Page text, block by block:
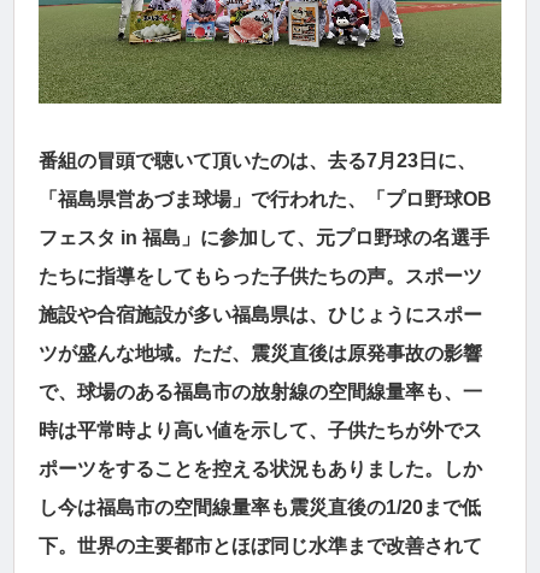
番組の冒頭で聴いて頂いたのは、去る7月23日に、
「福島県営あづま球場」で行われた、「プロ野球OB
フェスタ in 福島」に参加して、元プロ野球の名選手
たちに指導をしてもらった子供たちの声。スポーツ
施設や合宿施設が多い福島県は、ひじょうにスポー
ツが盛んな地域。ただ、震災直後は原発事故の影響
で、球場のある福島市の放射線の空間線量率も、一
時は平常時より高い値を示して、子供たちが外でス
ポーツをすることを控える状況もありました。しか
し今は福島市の空間線量率も震災直後の1/20まで低
下。世界の主要都市とほぼ同じ水準まで改善されて